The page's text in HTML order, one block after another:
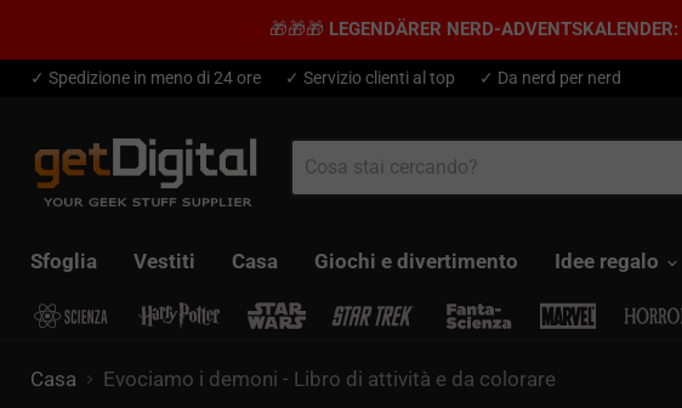
🎁🎁🎁 LEGENDÄRER NERD-ADVENTSKALENDER:
✓ Spedizione in meno di 24 ore ✓ Servizio clienti al top ✓ Da nerd per nerd
Sfoglia Vestiti Casa Giochi e divertimento Idee regalo
Casa Evociamo i demoni - Libro di attività e da colorare